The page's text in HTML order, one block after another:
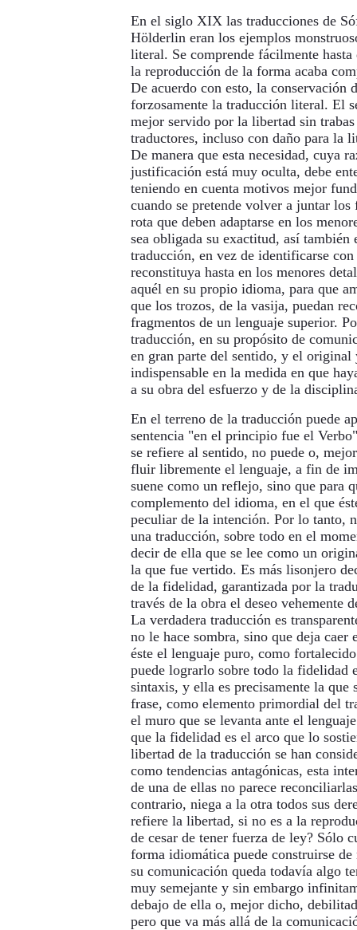
En el siglo XIX las traducciones de
Hölderlin eran los ejemplos
literal. Se comprende fácilmente
la reproducción de la forma acaba
De acuerdo con esto, la conservación
forzosamente la traducción literal. El
mejor servido por la libertad sin
traductores, incluso con daño para la
De manera que esta necesidad, cuya
justificación está muy oculta, debe
teniendo en cuenta motivos mejor
cuando se pretende volver a juntar los
rota que deben adaptarse en los
sea obligada su exactitud, así también
traducción, en vez de identificarse
reconstituya hasta en los menores
aquél en su propio idioma, para que
que los trozos, de la vasija, puedan
fragmentos de un lenguaje superior.
traducción, en su propósito de
en gran parte del sentido, y el original
indispensable en la medida en que
a su obra del esfuerzo y de la
En el terreno de la traducción puede
sentencia "en el principio fue el
se refiere al sentido, no puede o,
fluir libremente el lenguaje, a fin de
suene como un reflejo, sino que para
complemento del idioma, en el que
peculiar de la intención. Por lo tanto,
una traducción, sobre todo en el
decir de ella que se lee como un
la que fue vertido. Es más lisonjero
de la fidelidad, garantizada por la
través de la obra el deseo vehemente
La verdadera traducción es
no le hace sombra, sino que deja caer
éste el lenguaje puro, como
puede lograrlo sobre todo la fidelidad
sintaxis, y ella es precisamente la que
frase, como elemento primordial del
el muro que se levanta ante el
que la fidelidad es el arco que lo
libertad de la traducción se han
como tendencias antagónicas, esta
de una de ellas no parece
contrario, niega a la otra todos sus
refiere la libertad, si no es a la
de cesar de tener fuerza de ley? Sólo
forma idiomática puede construirse
su comunicación queda todavía algo
muy semejante y sin embargo
debajo de ella o, mejor dicho,
pero que va más allá de la